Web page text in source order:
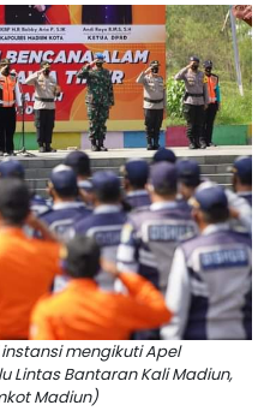
mengikuti Apel
Lintas Bantaran Kali Madiun,
Madiun)